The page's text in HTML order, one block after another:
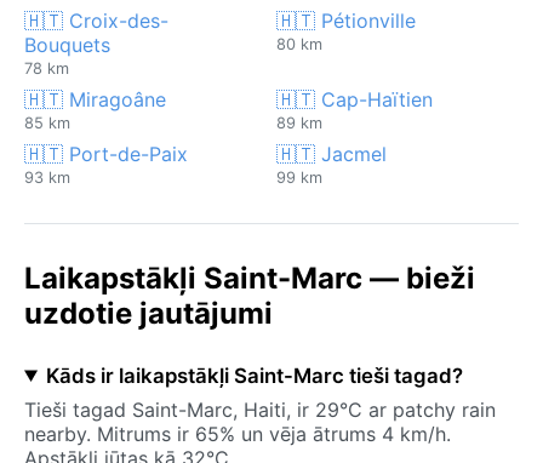
🇭🇹 Croix-des-
Bouquets
78 km
🇭🇹 Pétionville
80 km
🇭🇹 Miragoâne
85 km
🇭🇹 Cap-Haïtien
89 km
🇭🇹 Port-de-Paix
93 km
🇭🇹 Jacmel
99 km
Laikapstākļi Saint-Marc — bieži
uzdotie jautājumi
Kāds ir laikapstākļi Saint-Marc tieši tagad?
Tieši tagad Saint-Marc, Haiti, ir 29°C ar patchy rain
nearby. Mitrums ir 65% un vēja ātrums 4 km/h.
Apstākļi jūtas kā 32°C.